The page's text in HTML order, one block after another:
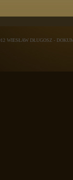
WIESŁAW DŁUGOSZ -